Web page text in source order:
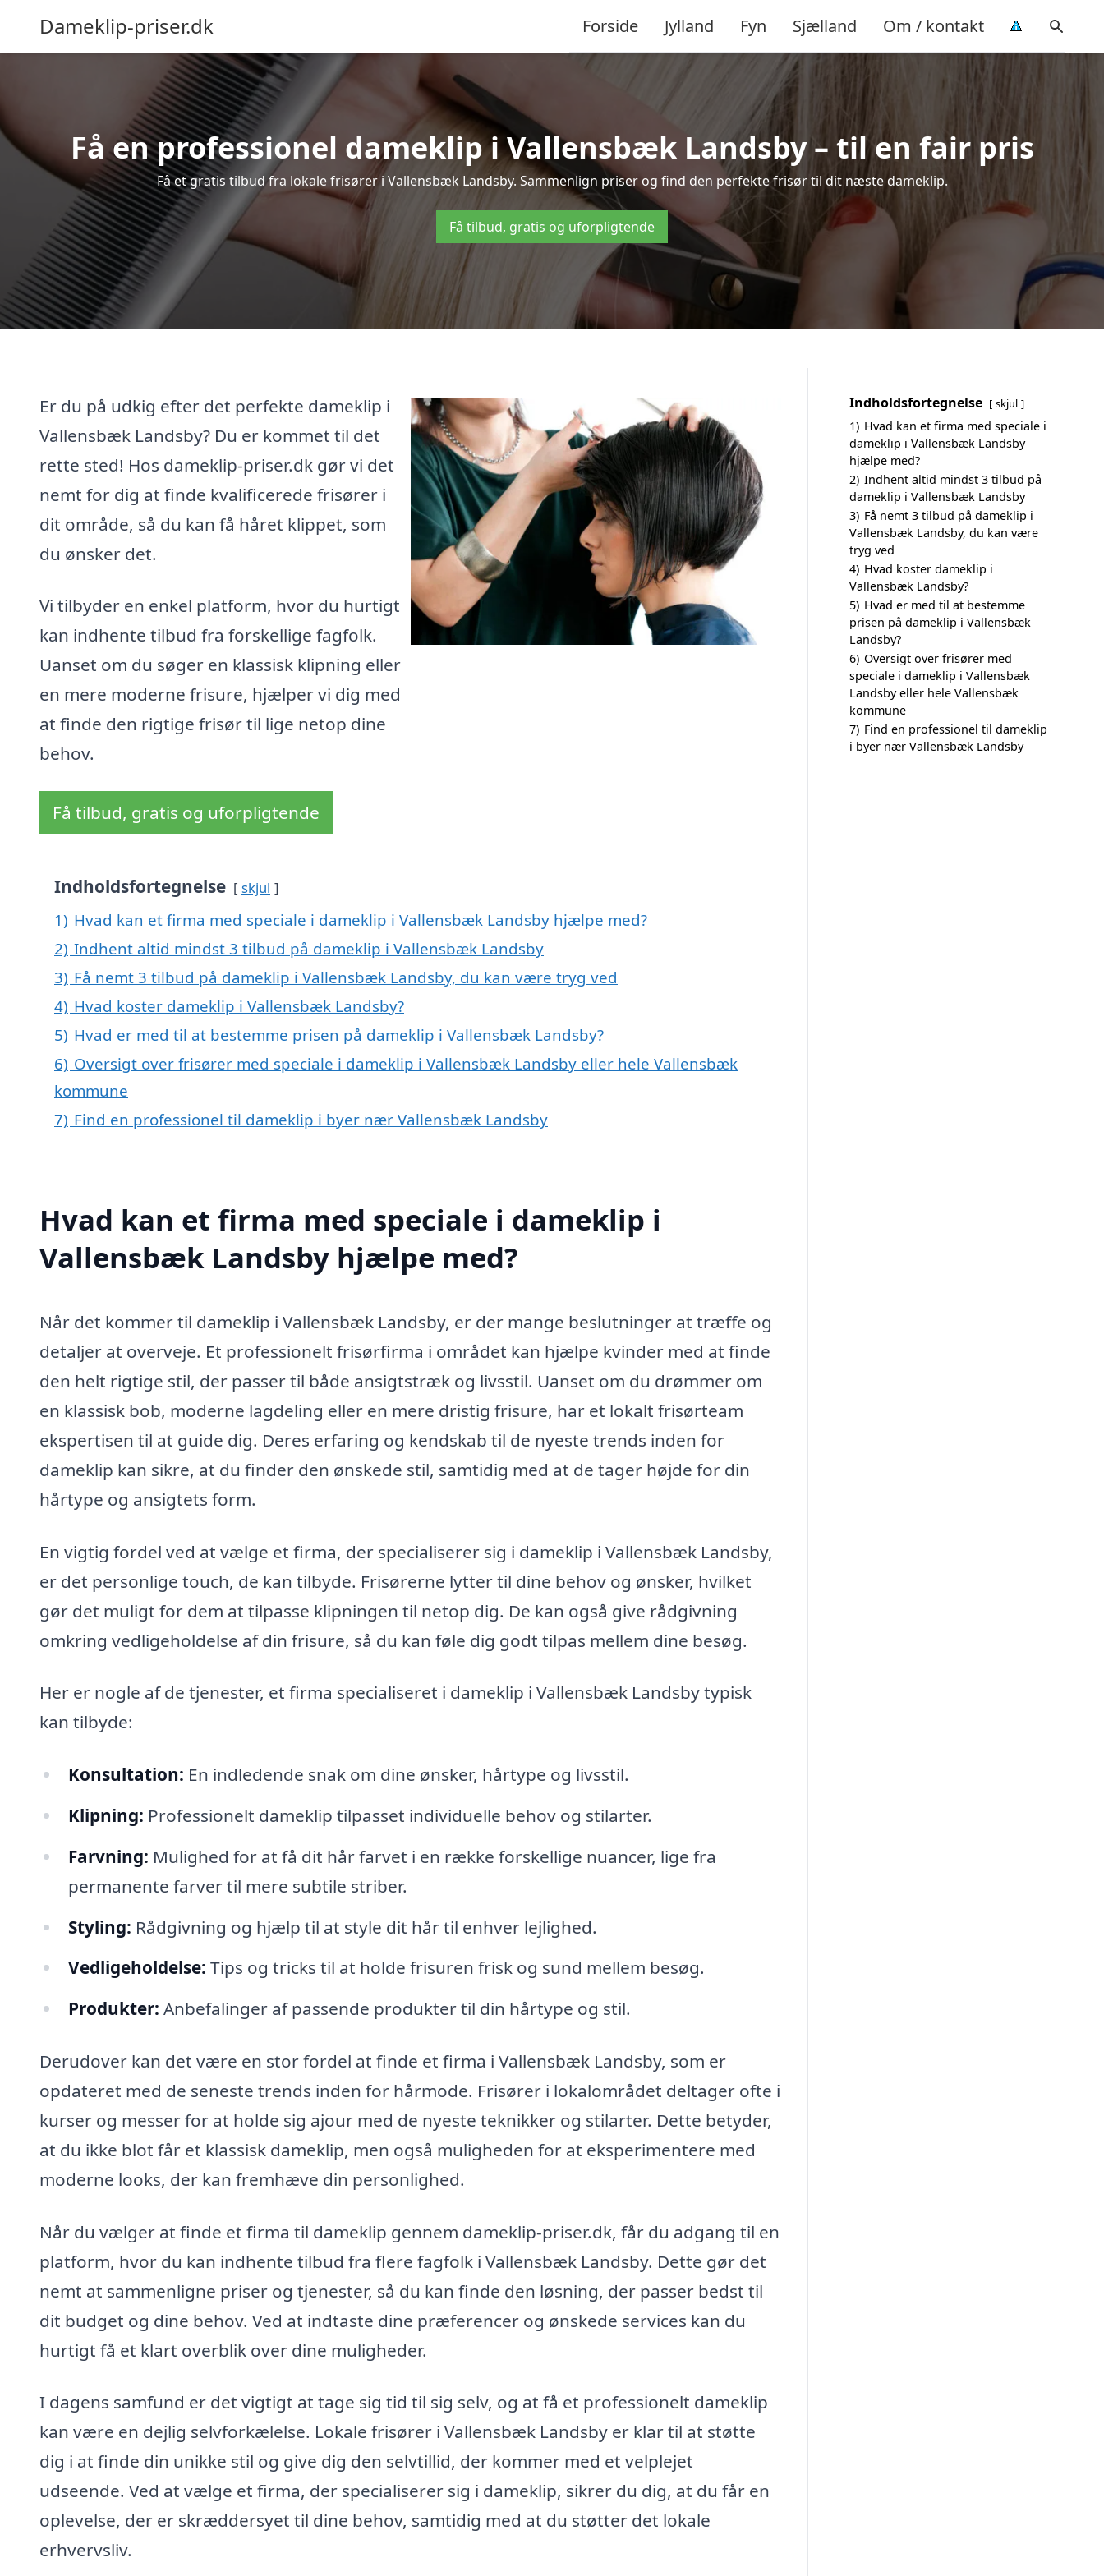
Dameklip-priser.dk Forside Jylland Fyn Sjælland Om / kontakt
Få en professionel dameklip i Vallensbæk Landsby – til en fair pris
Få et gratis tilbud fra lokale frisører i Vallensbæk Landsby. Sammenlign priser og find den perfekte frisør til dit næste dameklip.
Få tilbud, gratis og uforpligtende
Er du på udkig efter det perfekte dameklip i
Vallensbæk Landsby? Du er kommet til det
rette sted! Hos dameklip-priser.dk gør vi det
nemt for dig at finde kvalificerede frisører i
dit område, så du kan få håret klippet, som
du ønsker det.
Vi tilbyder en enkel platform, hvor du hurtigt
kan indhente tilbud fra forskellige fagfolk.
Uanset om du søger en klassisk klipning eller
en mere moderne frisure, hjælper vi dig med
at finde den rigtige frisør til lige netop dine
behov.
Få tilbud, gratis og uforpligtende
Indholdsfortegnelse skjul
1) Hvad kan et firma med speciale i dameklip i Vallensbæk Landsby hjælpe med?
2) Indhent altid mindst 3 tilbud på dameklip i Vallensbæk Landsby
3) Få nemt 3 tilbud på dameklip i Vallensbæk Landsby, du kan være tryg ved
4) Hvad koster dameklip i Vallensbæk Landsby?
5) Hvad er med til at bestemme prisen på dameklip i Vallensbæk Landsby?
6) Oversigt over frisører med speciale i dameklip i Vallensbæk Landsby eller hele Vallensbæk
kommune
7) Find en professionel til dameklip i byer nær Vallensbæk Landsby
Hvad kan et firma med speciale i dameklip i
Vallensbæk Landsby hjælpe med?
Når det kommer til dameklip i Vallensbæk Landsby, er der mange beslutninger at træffe og
detaljer at overveje. Et professionelt frisørfirma i området kan hjælpe kvinder med at finde
den helt rigtige stil, der passer til både ansigtstræk og livsstil. Uanset om du drømmer om
en klassisk bob, moderne lagdeling eller en mere dristig frisure, har et lokalt frisørteam
ekspertisen til at guide dig. Deres erfaring og kendskab til de nyeste trends inden for
dameklip kan sikre, at du finder den ønskede stil, samtidig med at de tager højde for din
hårtype og ansigtets form.
En vigtig fordel ved at vælge et firma, der specialiserer sig i dameklip i Vallensbæk Landsby,
er det personlige touch, de kan tilbyde. Frisørerne lytter til dine behov og ønsker, hvilket
gør det muligt for dem at tilpasse klipningen til netop dig. De kan også give rådgivning
omkring vedligeholdelse af din frisure, så du kan føle dig godt tilpas mellem dine besøg.
Her er nogle af de tjenester, et firma specialiseret i dameklip i Vallensbæk Landsby typisk
kan tilbyde:
Konsultation: En indledende snak om dine ønsker, hårtype og livsstil.
Klipning: Professionelt dameklip tilpasset individuelle behov og stilarter.
Farvning: Mulighed for at få dit hår farvet i en række forskellige nuancer, lige fra
permanente farver til mere subtile striber.
Styling: Rådgivning og hjælp til at style dit hår til enhver lejlighed.
Vedligeholdelse: Tips og tricks til at holde frisuren frisk og sund mellem besøg.
Produkter: Anbefalinger af passende produkter til din hårtype og stil.
Derudover kan det være en stor fordel at finde et firma i Vallensbæk Landsby, som er
opdateret med de seneste trends inden for hårmode. Frisører i lokalområdet deltager ofte i
kurser og messer for at holde sig ajour med de nyeste teknikker og stilarter. Dette betyder,
at du ikke blot får et klassisk dameklip, men også muligheden for at eksperimentere med
moderne looks, der kan fremhæve din personlighed.
Når du vælger at finde et firma til dameklip gennem dameklip-priser.dk, får du adgang til en
platform, hvor du kan indhente tilbud fra flere fagfolk i Vallensbæk Landsby. Dette gør det
nemt at sammenligne priser og tjenester, så du kan finde den løsning, der passer bedst til
dit budget og dine behov. Ved at indtaste dine præferencer og ønskede services kan du
hurtigt få et klart overblik over dine muligheder.
I dagens samfund er det vigtigt at tage sig tid til sig selv, og at få et professionelt dameklip
kan være en dejlig selvforkælelse. Lokale frisører i Vallensbæk Landsby er klar til at støtte
dig i at finde din unikke stil og give dig den selvtillid, der kommer med et velplejet
udseende. Ved at vælge et firma, der specialiserer sig i dameklip, sikrer du dig, at du får en
oplevelse, der er skræddersyet til dine behov, samtidig med at du støtter det lokale
erhvervsliv.
Indholdsfortegnelse skjul
1) Hvad kan et firma med speciale i
dameklip i Vallensbæk Landsby
hjælpe med?
2) Indhent altid mindst 3 tilbud på
dameklip i Vallensbæk Landsby
3) Få nemt 3 tilbud på dameklip i
Vallensbæk Landsby, du kan være
tryg ved
4) Hvad koster dameklip i
Vallensbæk Landsby?
5) Hvad er med til at bestemme
prisen på dameklip i Vallensbæk
Landsby?
6) Oversigt over frisører med
speciale i dameklip i Vallensbæk
Landsby eller hele Vallensbæk
kommune
7) Find en professionel til dameklip
i byer nær Vallensbæk Landsby